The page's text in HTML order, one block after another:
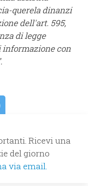
querela dinanzi
dell'art. 595,
di legge
con
Ricevi una
del giorno
via email.